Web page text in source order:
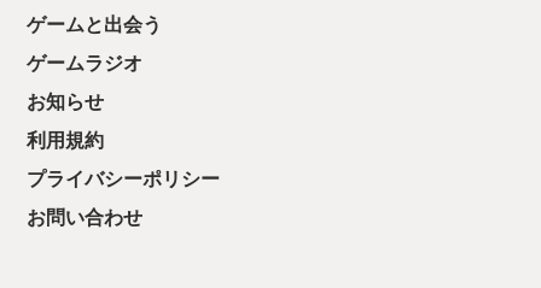
ゲームと出会う
ゲームラジオ
お知らせ
利用規約
プライバシーポリシー
お問い合わせ